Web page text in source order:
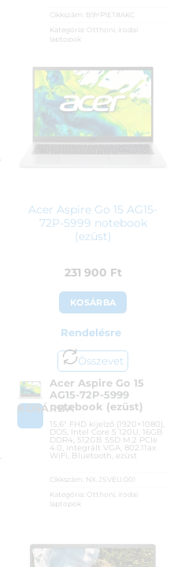
Cikkszám: B9YP1ET#AKC
Kategória: Otthoni, irodai
laptopok
Garanciaidő:36 hónap
ÁFA:27%
Azonosító:54131
Acer Aspire Go 15 AG15-
72P-5999 notebook
(ezüst)
231 900 Ft
KOSÁRBA
Rendelésre
Összevet
KOSÁRBA
Acer Aspire Go 15
AG15-72P-5999
notebook (ezüst)
15,6″ FHD kijelző (1920×1080),
DOS, Intel Core 5 120U, 16GB
DDR4, 512GB SSD M.2 PCIe
4.0, integrált VGA, 802.11ax
WiFi, Bluetooth, ezüst
Cikkszám: NX.JSVEU.001
Kategória: Otthoni, irodai
laptopok
Azonosító:
54700